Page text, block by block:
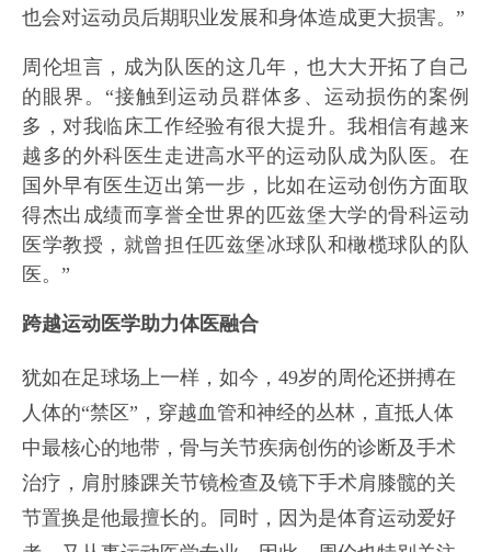
也会对运动员后期职业发展和身体造成更大损害。”
周伦坦言，成为队医的这几年，也大大开拓了自己
的眼界。“接触到运动员群体多、运动损伤的案例
多，对我临床工作经验有很大提升。我相信有越来
越多的外科医生走进高水平的运动队成为队医。在
国外早有医生迈出第一步，比如在运动创伤方面取
得杰出成绩而享誉全世界的匹兹堡大学的骨科运动
医学教授，就曾担任匹兹堡冰球队和橄榄球队的队
医。”
跨越运动医学助力体医融合
犹如在足球场上一样，如今，49岁的周伦还拼搏在
人体的“禁区”，穿越血管和神经的丛林，直抵人体
中最核心的地带，骨与关节疾病创伤的诊断及手术
治疗，肩肘膝踝关节镜检查及镜下手术肩膝髋的关
节置换是他最擅长的。同时，因为是体育运动爱好